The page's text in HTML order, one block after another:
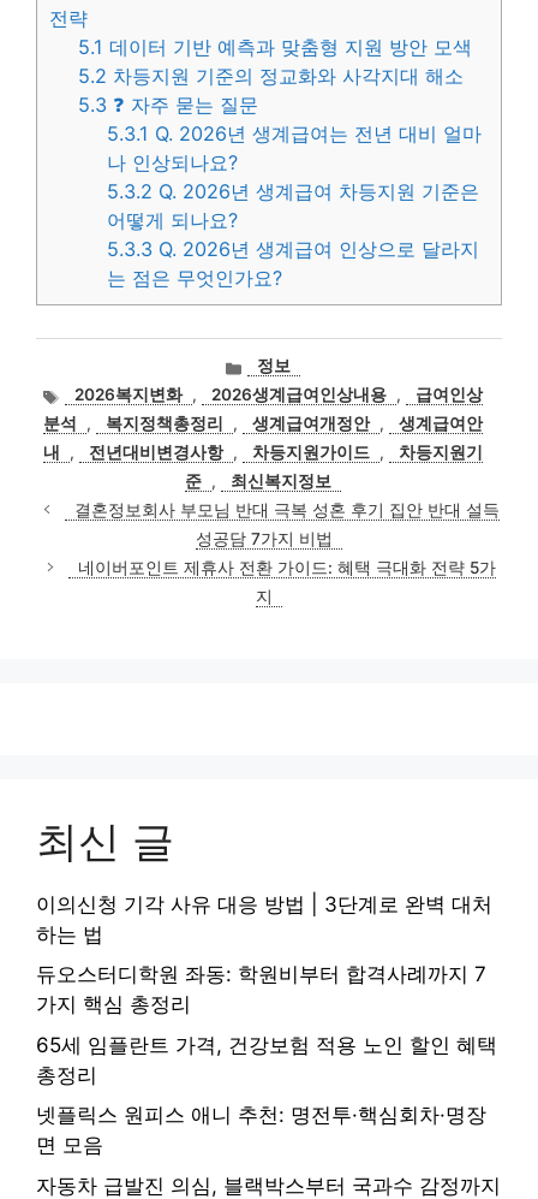
전략
5.1 데이터 기반 예측과 맞춤형 지원 방안 모색
5.2 차등지원 기준의 정교화와 사각지대 해소
5.3 ❓ 자주 묻는 질문
5.3.1 Q. 2026년 생계급여는 전년 대비 얼마
나 인상되나요?
5.3.2 Q. 2026년 생계급여 차등지원 기준은
어떻게 되나요?
5.3.3 Q. 2026년 생계급여 인상으로 달라지
는 점은 무엇인가요?
카
테
고
리
정보
태
그
2026복지변화 , 2026생계급여인상내용 ,
급여인상
분석
, 복지정책총정리 , 생계급여개정안 ,
생계급여안
내
, 전년대비변경사항 , 차등지원가이드 ,
차등지원기
준 ,
최신복지정보
결혼정보회사 부모님 반대 극복 성혼 후기 집안 반대 설득
성공담 7가지 비법
네이버포인트 제휴사 전환 가이드: 혜택 극대화 전략 5가
지
최신 글
이의신청 기각 사유 대응 방법 | 3단계로 완벽 대처
하는 법
듀오스터디학원 좌동: 학원비부터 합격사례까지 7
가지 핵심 총정리
65세 임플란트 가격, 건강보험 적용 노인 할인 혜택
총정리
넷플릭스 원피스 애니 추천: 명전투·핵심회차·명장
면 모음
자동차 급발진 의심, 블랙박스부터 국과수 감정까지